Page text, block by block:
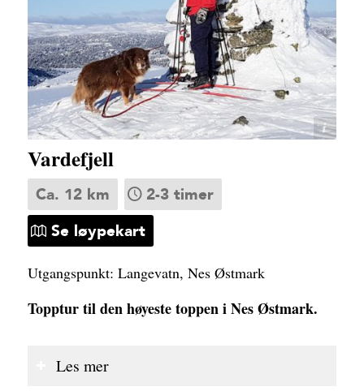
Inger Synnøve Natten
Vardefjell
Ca. 12 km
2-3 timer
Se løypekart
Utgangspunkt: Langevatn, Nes Østmark
Topptur til den høyeste toppen i Nes Østmark.
Les mer